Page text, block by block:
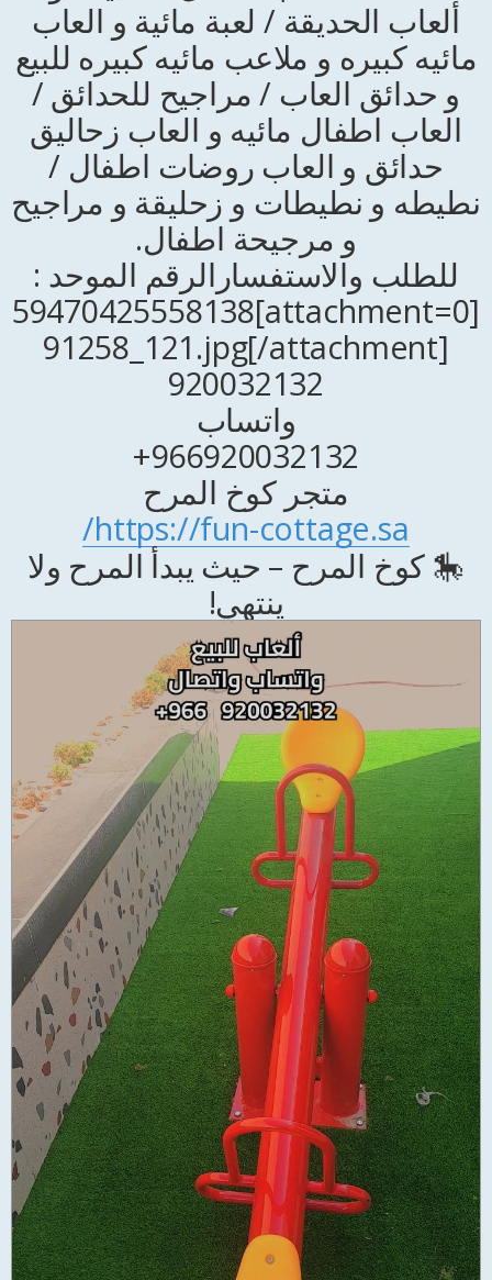
ألعاب الحديقة / لعبة مائية و العاب
مائيه كبيره و ملاعب مائيه كبيره للبيع
و حدائق العاب / مراجيح للحدائق /
العاب اطفال مائيه و العاب زحاليق
حدائق و العاب روضات اطفال /
نطيطه و نطيطات و زحليقة و مراجيح
و مرجيحة اطفال.
للطلب والاستفسارالرقم الموحد :
[attachment=0]59470425558138
91258_121.jpg[/attachment]
920032132
واتساب
966920032132+
متجر كوخ المرح
https://fun-cottage.sa/
🎠 كوخ المرح – حيث يبدأ المرح ولا
ينتهي!